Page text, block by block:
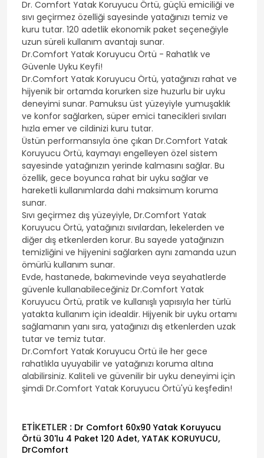
Dr. Comfort Yatak Koruyucu Örtü, güçlü emiciliği ve
sıvı geçirmez özelliği sayesinde yatağınızı temiz ve
kuru tutar. 120 adetlik ekonomik paket seçeneğiyle
uzun süreli kullanım avantajı sunar.
Dr.Comfort Yatak Koruyucu Örtü - Rahatlık ve
Güvenle Uyku Keyfi!
Dr.Comfort Yatak Koruyucu Örtü, yatağınızı rahat ve
hijyenik bir ortamda korurken size huzurlu bir uyku
deneyimi sunar. Pamuksu üst yüzeyiyle yumuşaklık
ve konfor sağlarken, süper emici tanecikleri sıvıları
hızla emer ve cildinizi kuru tutar.
Üstün performansıyla öne çıkan Dr.Comfort Yatak
Koruyucu Örtü, kaymayı engelleyen özel sistem
sayesinde yatağınızın yerinde kalmasını sağlar. Bu
özellik, gece boyunca rahat bir uyku sağlar ve
hareketli kullanımlarda dahi maksimum koruma
sunar.
Sıvı geçirmez dış yüzeyiyle, Dr.Comfort Yatak
Koruyucu Örtü, yatağınızı sıvılardan, lekelerden ve
diğer dış etkenlerden korur. Bu sayede yatağınızın
temizliğini ve hijyenini sağlarken aynı zamanda uzun
ömürlü kullanım sunar.
Evde, hastanede, bakımevinde veya seyahatlerde
güvenle kullanabileceğiniz Dr.Comfort Yatak
Koruyucu Örtü, pratik ve kullanışlı yapısıyla her türlü
yatakta kullanım için idealdir. Hijyenik bir uyku ortamı
sağlamanın yanı sıra, yatağınızı dış etkenlerden uzak
tutar ve temiz tutar.
Dr.Comfort Yatak Koruyucu Örtü ile her gece
rahatlıkla uyuyabilir ve yatağınızı koruma altına
alabilirsiniz. Kaliteli ve güvenilir bir uyku deneyimi için
şimdi Dr.Comfort Yatak Koruyucu Örtü'yü keşfedin!
ETİKETLER : Dr Comfort 60x90 Yatak Koruyucu
Örtü 30'lu 4 Paket 120 Adet, YATAK KORUYUCU,
DrComfort